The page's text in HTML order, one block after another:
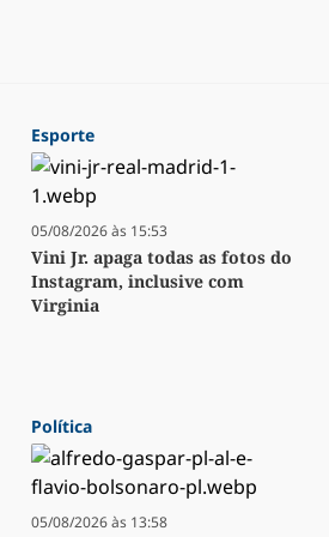
Esporte
05/08/2026 às 15:53
Vini Jr. apaga todas as fotos do
Instagram, inclusive com
Virginia
Política
05/08/2026 às 13:58